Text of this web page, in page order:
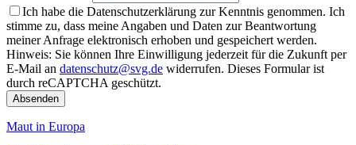
Ich habe die Datenschutzerklärung zur Kenntnis genommen. Ich
stimme zu, dass meine Angaben und Daten zur Beantwortung
meiner Anfrage elektronisch erhoben und gespeichert werden.
Hinweis: Sie können Ihre Einwilligung jederzeit für die Zukunft per
E-Mail an datenschutz@svg.de widerrufen. Dieses Formular ist
durch reCAPTCHA geschützt.
Maut in Europa